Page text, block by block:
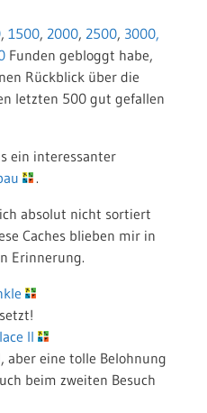
, 1500, 2000, 2500, 3000,
Funden gebloggt habe,
Rückblick über die
letzten 500 gut gefallen
ein interessanter
.
absolut nicht sortiert
Caches blieben mir in
Erinnerung.
II
aber eine tolle Belohnung
beim zweiten Besuch